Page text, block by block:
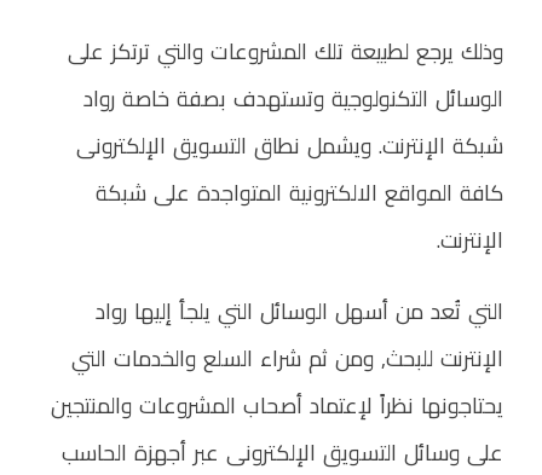
وذلك يرجع لطبيعة تلك المشروعات والتي ترتكز على
الوسائل التكنولوجية وتستهدف بصفة خاصة رواد
شبكة الإنترنت. ويشمل نطاق التسويق الإلكترونى
كافة المواقع الالكترونية المتواجدة على شبكة
الإنترنت.
التي تُعد من أسهل الوسائل التي يلجأ إليها رواد
الإنترنت للبحث, ومن ثم شراء السلع والخدمات التي
يحتاجونها نظراً لإعتماد أصحاب المشروعات والمنتجين
على وسائل التسويق الإلكترونى عبر أجهزة الحاسب